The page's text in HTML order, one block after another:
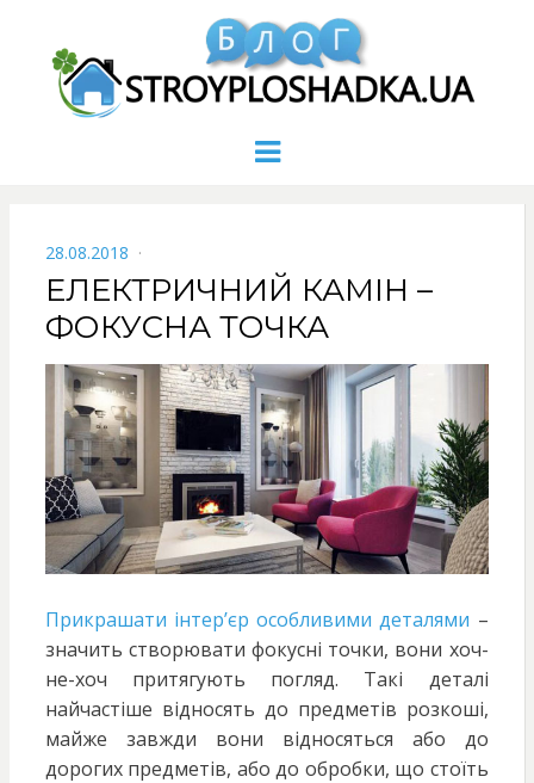
Menu
POSTED
ON
28.08.2018
ЕЛЕКТРИЧНИЙ КАМІН –
ФОКУСНА ТОЧКА
Прикрашати інтер’єр особливими деталями –
значить створювати фокусні точки, вони хоч-
не-хоч притягують погляд. Такі деталі
найчастіше відносять до предметів розкоші,
майже завжди вони відносяться або до
дорогих предметів, або до обробки, що стоїть